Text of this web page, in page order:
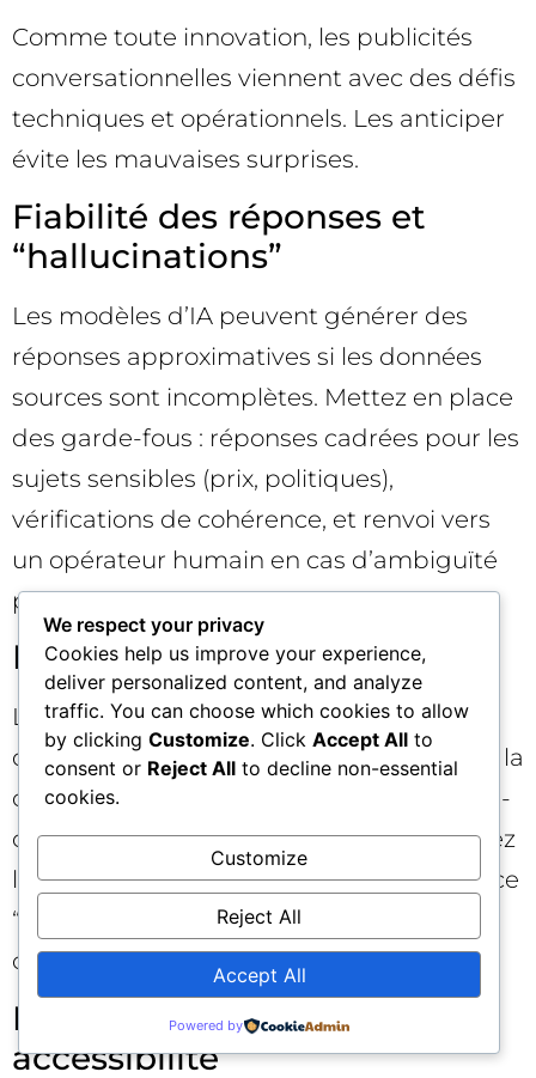
Comme toute innovation, les publicités
conversationnelles viennent avec des défis
techniques et opérationnels. Les anticiper
évite les mauvaises surprises.
Fiabilité des réponses et
“hallucinations”
Les modèles d’IA peuvent générer des
réponses approximatives si les données
sources sont incomplètes. Mettez en place
des garde-fous : réponses cadrées pour les
sujets sensibles (prix, politiques),
vérifications de cohérence, et renvoi vers
un opérateur humain en cas d’ambiguïté
persistante.
Latence et qualité de service
La conversation souffre davantage des
délais que le Web traditionnel. Optimisez la
chaîne (requêtes API, mises en cache, pré-
calculs pour les top intentions) et surveillez
la latence de bout en bout. Une expérience
“instantanée” est un facteur majeur de
conversion.
Diversité linguistique et
accessibilité
We respect your privacy
Cookies help us improve your experience,
deliver personalized content, and analyze
traffic. You can choose which cookies to allow
by clicking Customize. Click Accept All to
consent or Reject All to decline non-essential
cookies.
Customize
Reject All
Accept All
Powered by